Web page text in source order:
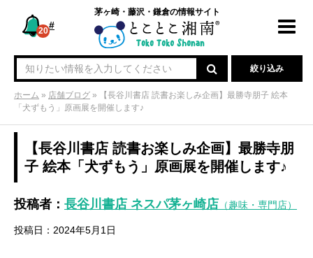
#
20
茅ヶ崎・藤沢・鎌倉の情報サイト
絞り込み
ホーム » 店舗ブログ »
【長谷川書店 読書お楽しみ企画】最勝寺朋子 絵本
「犬ずもう」原画展を開催します♪
【長谷川書店 読書お楽しみ企画】最勝寺朋
子 絵本「犬ずもう」原画展を開催します♪
投稿者： 長谷川書店 ネスパ茅ヶ崎店 （趣味・専門店）
投稿日：2024年5月1日